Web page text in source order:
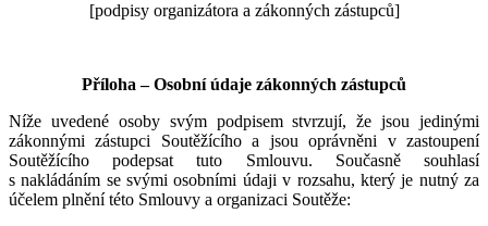
[podpisy organizátora a zákonných zástupců]
Příloha – Osobní údaje zákonných zástupců
Níže uvedené osoby svým podpisem stvrzují, že jsou jedinými
zákonnými zástupci Soutěžícího a jsou oprávněni v zastoupení
Soutěžícího podepsat tuto Smlouvu. Současně souhlasí
s nakládáním se svými osobními údaji v rozsahu, který je nutný za
účelem plnění této Smlouvy a organizaci Soutěže: